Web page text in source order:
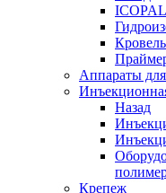
ICOPAL
Аппараты
Назад
Крепеж